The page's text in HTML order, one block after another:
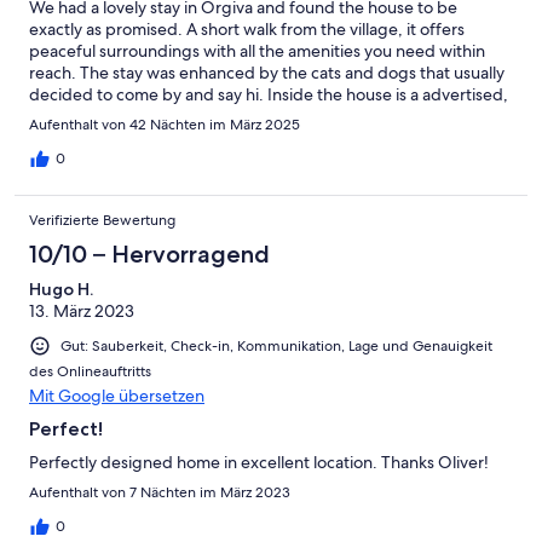
Wasser, Milch und eine Obstschale.
Unsere Preise beinhalten 10% Mehrwertsteuer,
Hausratversicherung und Haftpflicht.
ZU UNSERER STORNOPOLITIK:
unserer generellen Stornogebühren - die Zahlungen an den Gast
HAUSTIERE
Gut erzogene Haustiere sind natürlich herzlich willkommen, müssen
allerdings wissen, dass sie auf keinen Fall auf Stühle, Sofa oder Bett
springen, andere Personen stören oder das Grundstück
verschmutzen dürfen. Bei Anreise mit Haustieren verlangen wir eine
Kaution von 150€, die am Abreisetag wieder ausgehändigt wird.
Wir verrechnen einzig eine Aufpreis-Pauschale von 25€ für eine
Extra-Tiefenreinigung.
Als gefährlich eingestufte Hunderassen oder Hunde mit
aggressivem Verhalten können wir leider nicht akzeptieren.
We had a lovely stay in Orgiva and found the house to be
exactly as promised. A short walk from the village, it offers
peaceful surroundings with all the amenities you need within
reach. The stay was enhanced by the cats and dogs that usually
decided to come by and say hi. Inside the house is a advertised,
proper beds and a well equipped kitchen that covered all our
Aufenthalt von 42 Nächten im März 2025
0
Verifizierte Bewertung
10/10 – Hervorragend
Hugo H.
13. März 2023
Gut: Sauberkeit, Check-in, Kommunikation, Lage und Genauigkeit
des Onlineauftritts
Mit Google übersetzen
Perfect!
Perfectly designed home in excellent location. Thanks Oliver!
Aufenthalt von 7 Nächten im März 2023
0